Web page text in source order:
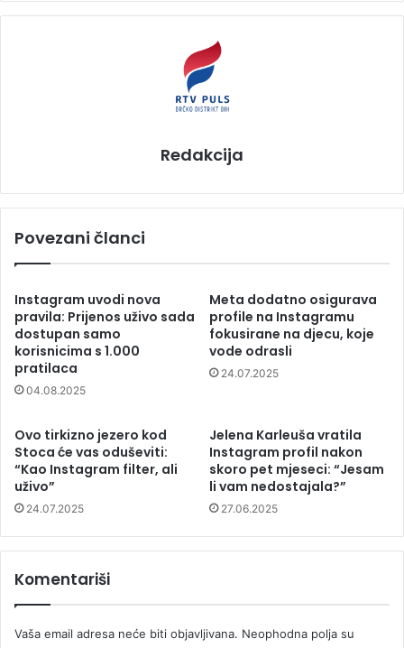
Redakcija
Povezani članci
Instagram uvodi nova
pravila: Prijenos uživo sada
dostupan samo
korisnicima s 1.000
pratilaca
04.08.2025
Meta dodatno osigurava
profile na Instagramu
fokusirane na djecu, koje
vode odrasli
24.07.2025
Ovo tirkizno jezero kod
Stoca će vas oduševiti:
“Kao Instagram filter, ali
uživo”
24.07.2025
Jelena Karleuša vratila
Instagram profil nakon
skoro pet mjeseci: “Jesam
li vam nedostajala?”
27.06.2025
Komentariši
Vaša email adresa neće biti objavljivana. Neophodna polja su